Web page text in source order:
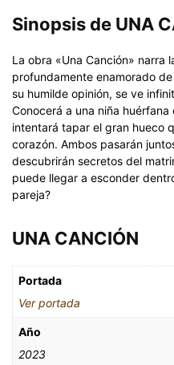
Sinopsis de UNA
La obra «Una Canción» narra
profundamente enamorado
su humilde opinión, se ve
Conocerá a una niña
intentará tapar el gran hueco
corazón. Ambos pasarán
descubrirán secretos del
puede llegar a esconder
pareja?
UNA CANCIÓN
Portada
Ver portada
Año
2023